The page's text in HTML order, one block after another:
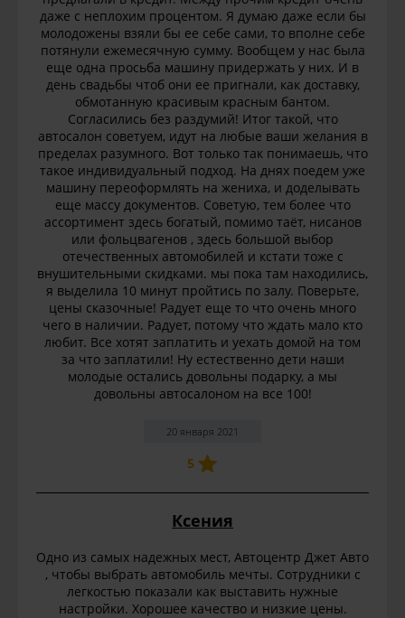
даже с неплохим процентом. Я думаю даже если бы
молодожены взяли бы ее себе сами, то вполне себе
потянули ежемесячную сумму. Вообщем у нас была
еще одна просьба машину придержать у них. И в
день свадьбы чтоб они ее пригнали, как доставку,
обмотанную красивым красным бантом.
Согласились без раздумий! Итог такой, что
автосалон советуем, идут на любые ваши желания в
пределах разумного. Вот только так понимаешь, что
такое индивидуальный подход. На днях поедем уже
машину переоформлять на жениха, и доделывать
еще массу документов. Советую, тем более что
ассортимент здесь богатый, помимо таёт, нисанов
или фольцвагенов , здесь большой выбор
отечественных автомобилей и кстати тоже с
внушительными скидками. мы пока там находились,
я выделила 10 минут пройтись по залу. Поверьте,
цены сказочные! Радует еще то что очень много
чего в наличии. Радует, потому что ждать мало кто
любит. Все хотят заплатить и уехать домой на том
за что заплатили! Ну естественно дети наши
молодые остались довольны подарку, а мы
довольны автосалоном на все 100!
20 января 2021
5
Ксения
Одно из самых надежных мест, Автоцентр Джет Авто
, чтобы выбрать автомобиль мечты. Сотрудники с
легкостью показали как выставить нужные
настройки. Хорошее качество и низкие цены.